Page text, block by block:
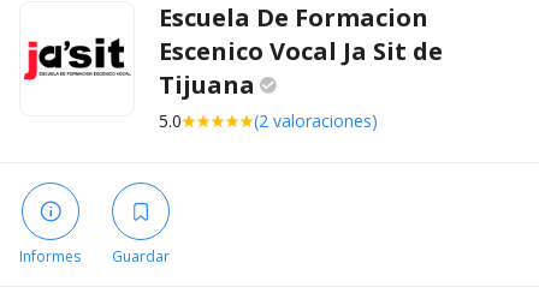
Escuela De Formacion
Escenico Vocal Ja Sit de
Tijuana
5.0 (2 valoraciones)
Informes Guardar